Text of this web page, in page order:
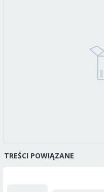
TREŚCI POWIĄZANE